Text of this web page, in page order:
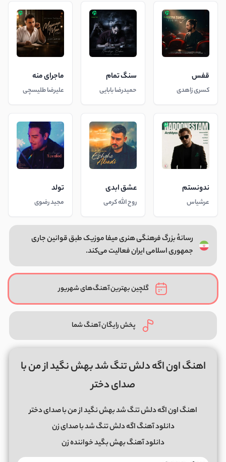
قفس
کسری زاهدی
سنگ تمام
حمیدرضا بابایی
ماجرای منه
علیرضا طلیسچی
ندونستم
عرشیاس
عشق ابدی
روح الله کرمی
تولد
مجید رضوی
رسانهٔ بزرگ فرهنگی هنری میفا موزیک طبق قوانین جاری
جمهوری اسلامی ایران فعالیت می‌کند.
گلچین بهترین آهنگ‌های شهریور
پخش رایگان آهنگ شما
اهنگ اون اگه دلش تنگ شد بهش نگید از من با
صدای دختر
اهنگ اون اگه دلش تنگ شد بهش نگید از من با صدای دختر
دانلود آهنگ اگه دلش تنگ شد با صدای زن
دانلود آهنگ بهش بگید خواننده زن